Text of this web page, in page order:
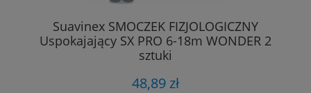
Suavinex SMOCZEK FIZJOLOGICZNY
Uspokajający SX PRO 6-18m WONDER 2
sztuki
48,89 zł